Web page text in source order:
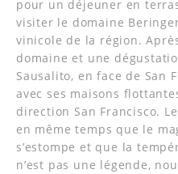
pour un déjeuner en
visiter le domaine
vinicole de la région.
domaine et une
Sausalito, en face de San
avec ses maisons
direction San Francisco.
en même temps que le
s’estompe et que la
n’est pas une légende,